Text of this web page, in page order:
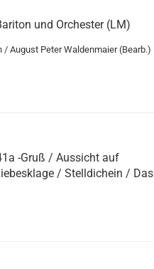
und Orchester (LM)
August Peter Waldenmaier (Bearb.)
-Gruß / Aussicht auf
/ Stelldichein / Das